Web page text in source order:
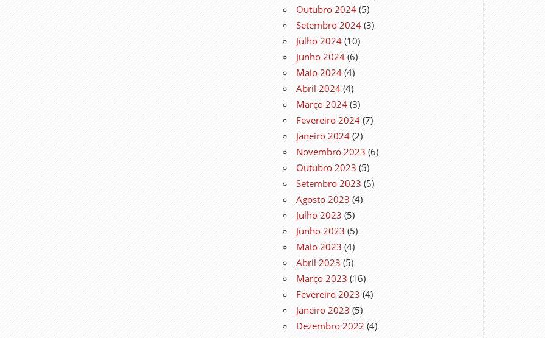
Outubro 2024 (5)
Setembro 2024 (3)
Julho 2024 (10)
Junho 2024 (6)
Maio 2024 (4)
Abril 2024 (4)
Março 2024 (3)
Fevereiro 2024 (7)
Janeiro 2024 (2)
Novembro 2023 (6)
Outubro 2023 (5)
Setembro 2023 (5)
Agosto 2023 (4)
Julho 2023 (5)
Junho 2023 (5)
Maio 2023 (4)
Abril 2023 (5)
Março 2023 (16)
Fevereiro 2023 (4)
Janeiro 2023 (5)
Dezembro 2022 (4)